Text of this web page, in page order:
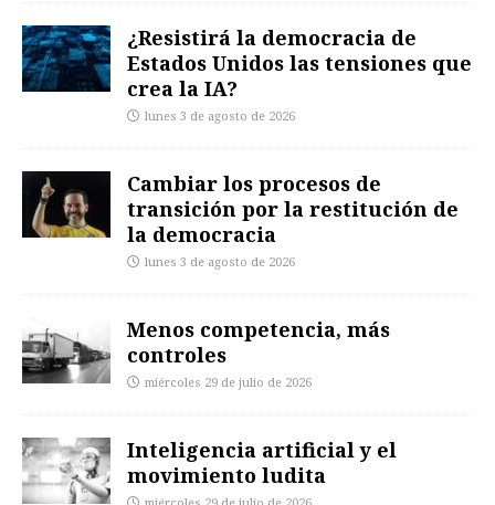
¿Resistirá la democracia de
Estados Unidos las tensiones que
crea la IA?
lunes 3 de agosto de 2026
Cambiar los procesos de
transición por la restitución de
la democracia
lunes 3 de agosto de 2026
Menos competencia, más
controles
miércoles 29 de julio de 2026
Inteligencia artificial y el
movimiento ludita